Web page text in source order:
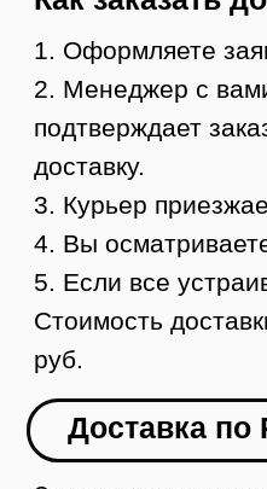
Контакты
8 (984) 333-09-20